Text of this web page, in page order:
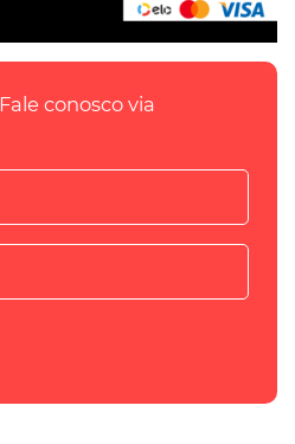
Fale conosco via